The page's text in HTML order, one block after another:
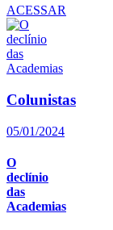
ACESSAR
Colunistas
05/01/2024
O
declínio
das
Academias